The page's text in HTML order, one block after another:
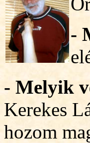
-
- Melyik
Kerekes
hozom